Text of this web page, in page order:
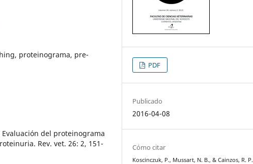
proteinograma, pre-
Evaluación del proteinograma
Rev. vet. 26: 2, 151-
PDF
Publicado
2016-04-08
Cómo citar
Koscinczuk, P., Mussart, N. B., & Cainzos, R. P.